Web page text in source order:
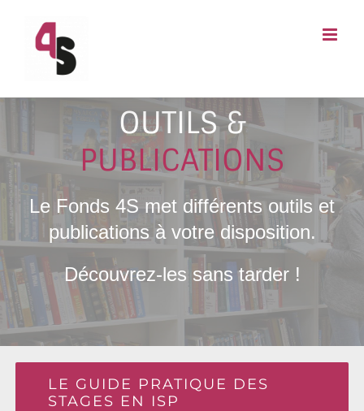
OUTILS &
PUBLICATIONS
Le Fonds 4S met différents outils et
publications à votre disposition.
Découvrez-les sans tarder !
LE GUIDE PRATIQUE DES
STAGES EN ISP